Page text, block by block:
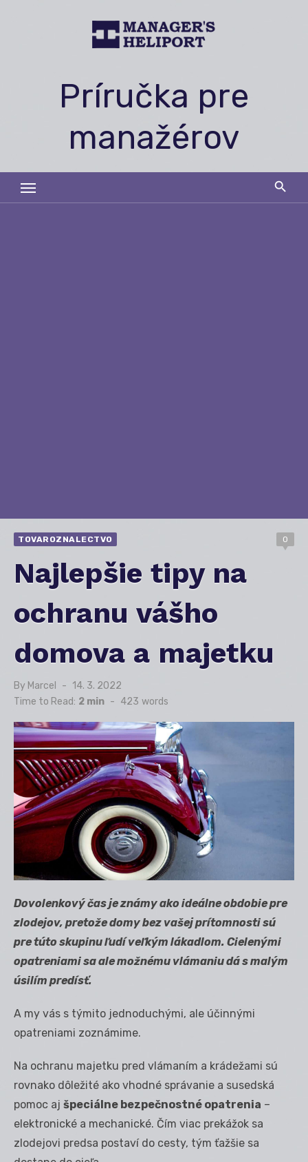
Príručka pre
manažérov
TOVAROZNALECTVO 0
Najlepšie tipy na
ochranu vášho
domova a majetku
By Marcel
Posted
on
14. 3. 2022
Time to Read: 2 min - 423 words
Dovolenkový čas je známy ako ideálne obdobie pre
zlodejov, pretože domy bez vašej prítomnosti sú
pre túto skupinu ľudí veľkým lákadlom. Cielenými
opatreniami sa ale možnému vlámaniu dá s malým
úsilím predísť.
A my vás s týmito jednoduchými, ale účinnými
opatreniami zoznámime.
Na ochranu majetku pred vlámaním a krádežami sú
rovnako dôležité ako vhodné správanie a susedská
pomoc aj špeciálne bezpečnostné opatrenia –
elektronické a mechanické. Čím viac prekážok sa
zlodejovi predsa postaví do cesty, tým ťažšie sa